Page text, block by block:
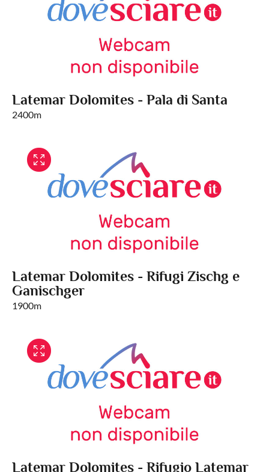
Latemar Dolomites - Pala di Santa
2400m
Latemar Dolomites - Rifugi Zischg e
Ganischger
1900m
Latemar Dolomites - Rifugio Latemar